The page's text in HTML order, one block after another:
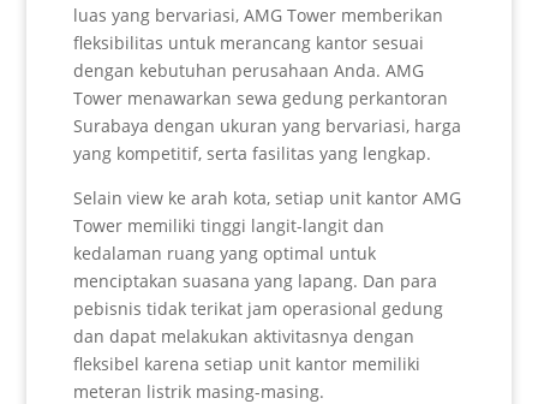
luas yang bervariasi, AMG Tower memberikan
fleksibilitas untuk merancang kantor sesuai
dengan kebutuhan perusahaan Anda. AMG
Tower menawarkan sewa gedung perkantoran
Surabaya dengan ukuran yang bervariasi, harga
yang kompetitif, serta fasilitas yang lengkap.
Selain view ke arah kota, setiap unit kantor AMG
Tower memiliki tinggi langit-langit dan
kedalaman ruang yang optimal untuk
menciptakan suasana yang lapang. Dan para
pebisnis tidak terikat jam operasional gedung
dan dapat melakukan aktivitasnya dengan
fleksibel karena setiap unit kantor memiliki
meteran listrik masing-masing.